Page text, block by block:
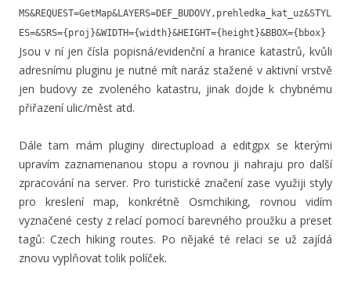
MS&REQUEST=GetMap&LAYERS=DEF_BUDOVY,prehledka_kat_uz&STYL
ES=&SRS={proj}&WIDTH={width}&HEIGHT={height}&BBOX={bbox}
Jsou v ní jen čísla popisná/evidenční a hranice katastrů, kvůli
adresnímu pluginu je nutné mít naráz stažené v aktivní vrstvě
jen budovy ze zvoleného katastru, jinak dojde k chybnému
přiřazení ulic/měst atd.
Dále tam mám pluginy directupload a editgpx se kterými
upravím zaznamenanou stopu a rovnou ji nahraju pro další
zpracování na server. Pro turistické značení zase využiji styly
pro kreslení map, konkrétně Osmchiking, rovnou vidím
vyznačené cesty z relací pomocí barevného proužku a preset
tagů: Czech hiking routes. Po nějaké té relaci se už zajídá
znovu vyplňovat tolik políček.